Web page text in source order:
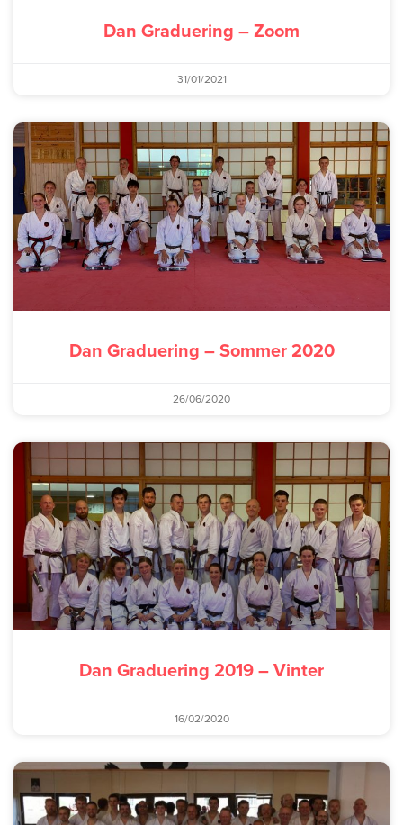
Dan Graduering – Zoom
31/01/2021
Dan Graduering – Sommer 2020
26/06/2020
Dan Graduering 2019 – Vinter
16/02/2020